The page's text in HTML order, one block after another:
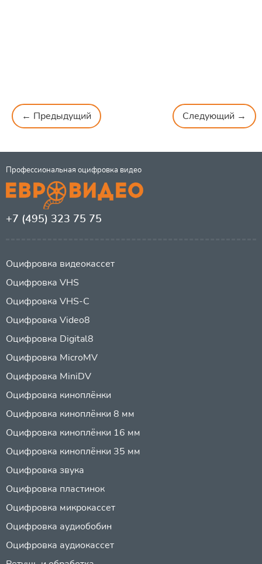
← Предыдущий Следующий →
Профессиональная оцифровка видео
+7 (495) 323 75 75
Оцифровка видеокассет
Оцифровка VHS
Оцифровка VHS-C
Оцифровка Video8
Оцифровка Digital8
Оцифровка MicroMV
Оцифровка MiniDV
Оцифровка киноплёнки
Оцифровка киноплёнки 8 мм
Оцифровка киноплёнки 16 мм
Оцифровка киноплёнки 35 мм
Оцифровка звука
Оцифровка пластинок
Оцифровка микрокассет
Оцифровка аудиобобин
Оцифровка аудиокассет